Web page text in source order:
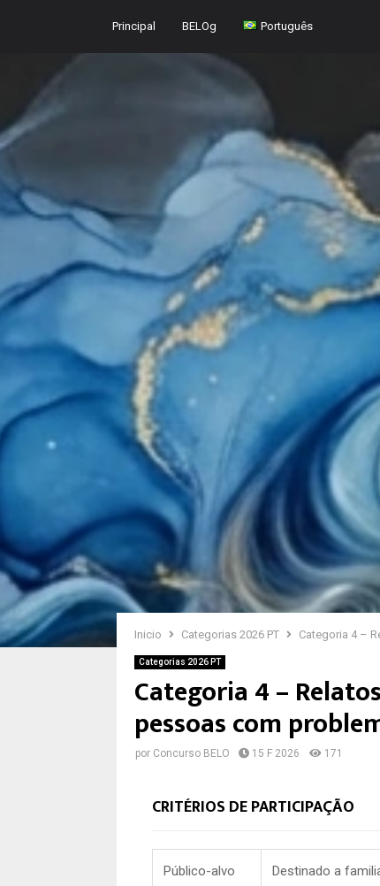
Principal BELOg Português
Inicio Categorias 2026 PT Categoria 4 –
Categorias 2026 PT
Categoria 4 –
pessoas com
por Concurso BELO 15 F 2026 171
CRITÉRIOS DE PARTICIPAÇÃO
Público-alvo
Destinado a